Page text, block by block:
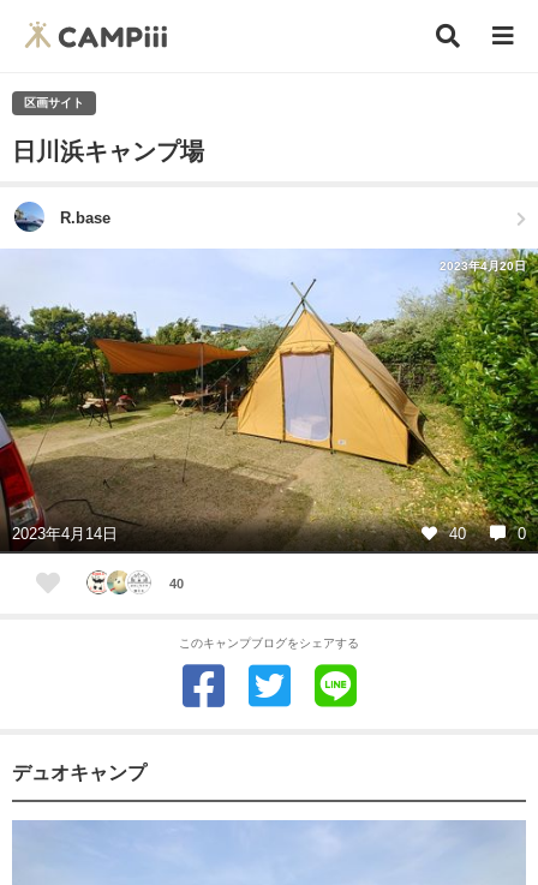
区画サイト
日川浜キャンプ場
R.base
2023年4月20日
2023年4月14日 40 0
40
このキャンプブログをシェアする
デュオキャンプ